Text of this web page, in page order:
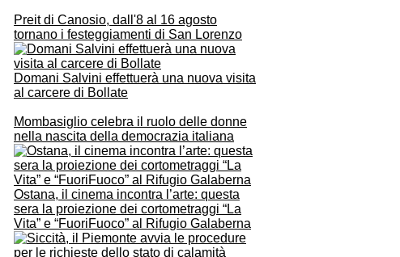
Preit di Canosio, dall'8 al 16 agosto
tornano i festeggiamenti di San Lorenzo
Domani Salvini effettuerà una nuova visita
al carcere di Bollate
Mombasiglio celebra il ruolo delle donne
nella nascita della democrazia italiana
Ostana, il cinema incontra l’arte: questa
sera la proiezione dei cortometraggi “La
Vita” e “FuoriFuoco” al Rifugio Galaberna